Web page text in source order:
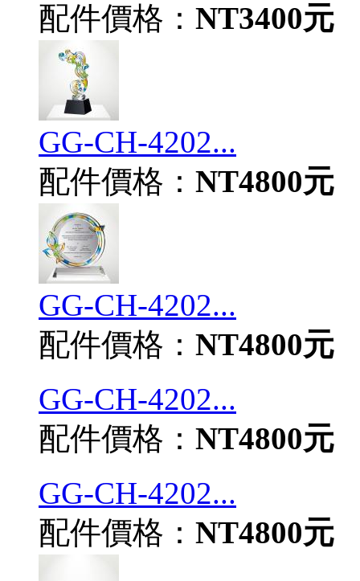
配件價格： NT3400元
GG-CH-4202...
配件價格： NT4800元
GG-CH-4202...
配件價格： NT4800元
GG-CH-4202...
配件價格： NT4800元
GG-CH-4202...
配件價格： NT4800元